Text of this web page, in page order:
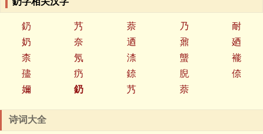
釢 艿 萘 乃
耐
奶
奈 迺 鼐
廼
柰
氖 渿 螚
褦
孻
疓 錼 腉
倷
嬭
釢 艿 萘
诗词大全